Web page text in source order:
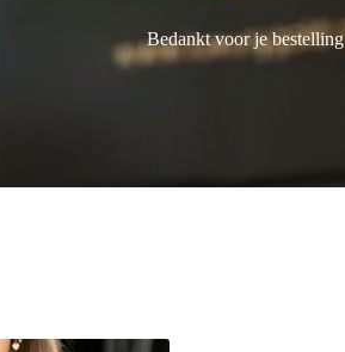
Bedankt voor je bestelling